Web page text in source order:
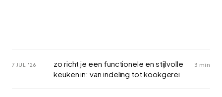
7 JUL '26
zo richt je een functionele en stijlvolle
keuken in: van indeling tot kookgerei
3 min